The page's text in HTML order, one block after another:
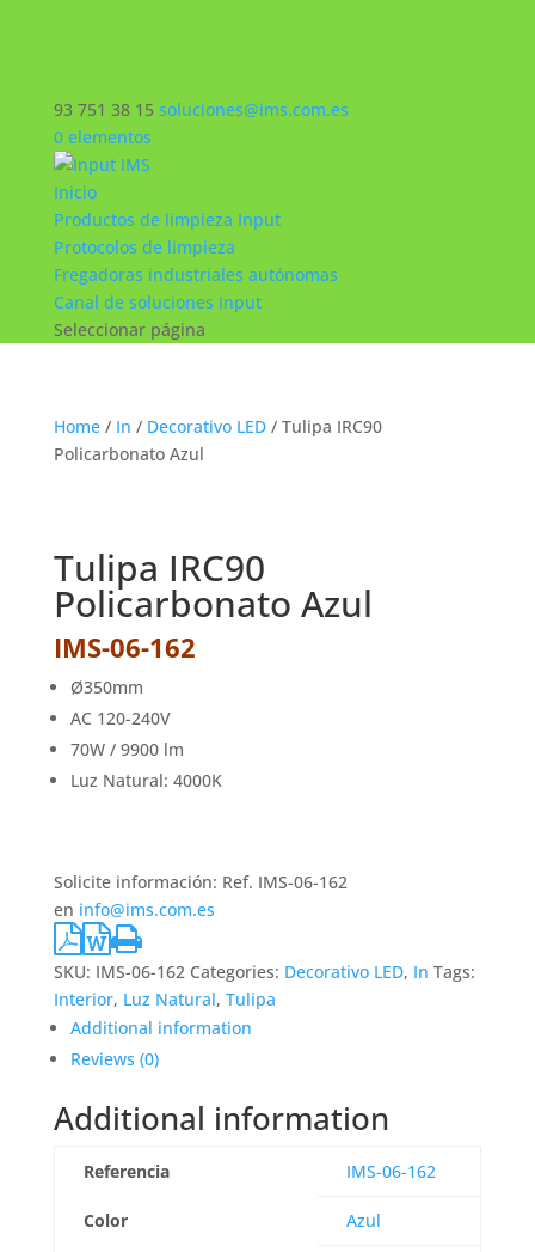
93 751 38 15 soluciones@ims.com.es
0 elementos
Inicio
Productos de limpieza Input
Protocolos de limpieza
Fregadoras industriales autónomas
Canal de soluciones Input
Seleccionar página
Home/ In / Decorativo LED/ Tulipa IRC90
Policarbonato Azul
Tulipa IRC90
Policarbonato Azul
IMS-06-162
Ø350mm
AC 120-240V
70W / 9900 lm
Luz Natural: 4000K
Solicite información: Ref. IMS-06-162
en info@ims.com.es
SKU: IMS-06-162 Categories: Decorativo LED, In Tags:
Interior, Luz Natural, Tulipa
Additional information
Reviews (0)
Additional information
Referencia IMS-06-162
Color Azul